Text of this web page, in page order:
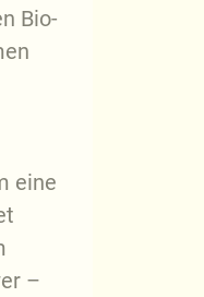
Bio-
eine
–